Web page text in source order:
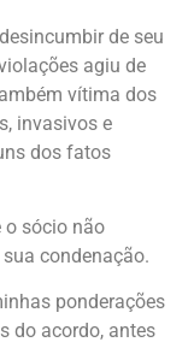
de seu
agiu de
vítima dos
invasivos e
dos fatos
o sócio não
condenação.
ponderações
do acordo, antes